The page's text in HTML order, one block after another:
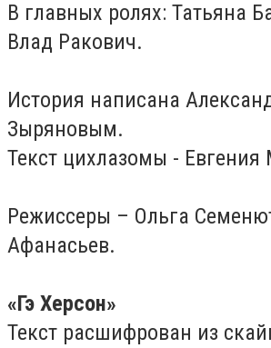
В главных ролях: Татьяна
Влад Ракович.
История написана
Зыряновым.
Текст цихлазомы - Евгения
Режиссеры – Ольга
Афанасьев.
«Гэ Херсон»
Текст расшифрован из